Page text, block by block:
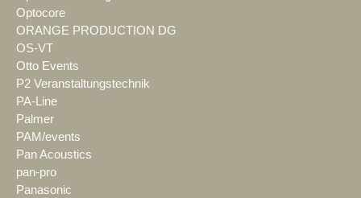
Optocore
ORANGE PRODUCTION DG
OS-VT
Otto Events
P2 Veranstaltungstechnik
PA-Line
Palmer
PAM/events
Pan Acoustics
pan-pro
Panasonic